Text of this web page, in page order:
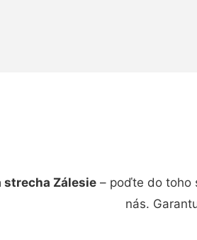
strecha Zálesie – poďte do toho
nás.